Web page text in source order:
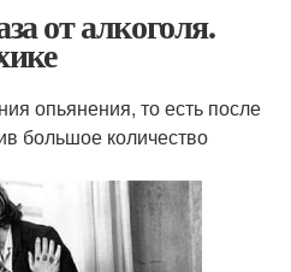
от алкоголя.
опьянения, то есть после
большое количество